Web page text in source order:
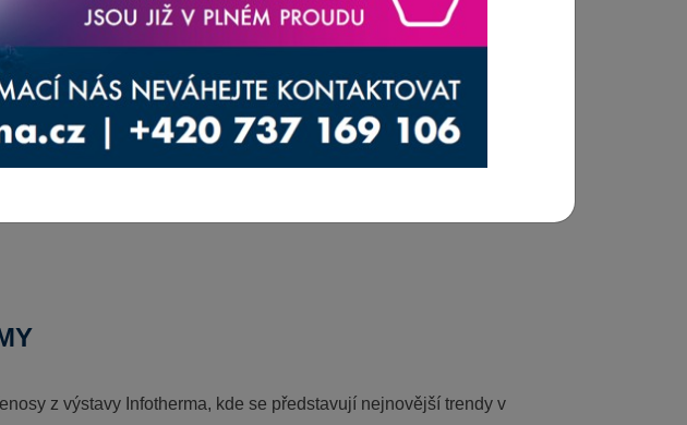
ubírat. Je
z výstavy Infotherma, kde se představují nejnovější trendy v